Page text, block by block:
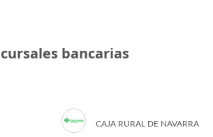
bancarias
CAJA RURAL DE NAVARRA